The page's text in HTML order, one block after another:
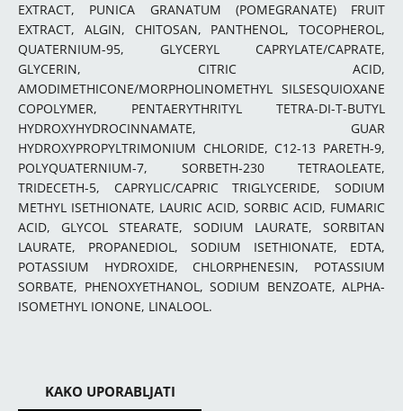
EXTRACT, PUNICA GRANATUM (POMEGRANATE) FRUIT
EXTRACT, ALGIN, CHITOSAN, PANTHENOL, TOCOPHEROL,
QUATERNIUM-95, GLYCERYL CAPRYLATE/CAPRATE,
GLYCERIN, CITRIC ACID,
AMODIMETHICONE/MORPHOLINOMETHYL SILSESQUIOXANE
COPOLYMER, PENTAERYTHRITYL TETRA-DI-T-BUTYL
HYDROXYHYDROCINNAMATE, GUAR
HYDROXYPROPYLTRIMONIUM CHLORIDE, C12-13 PARETH-9,
POLYQUATERNIUM-7, SORBETH-230 TETRAOLEATE,
TRIDECETH-5, CAPRYLIC/CAPRIC TRIGLYCERIDE, SODIUM
METHYL ISETHIONATE, LAURIC ACID, SORBIC ACID, FUMARIC
ACID, GLYCOL STEARATE, SODIUM LAURATE, SORBITAN
LAURATE, PROPANEDIOL, SODIUM ISETHIONATE, EDTA,
POTASSIUM HYDROXIDE, CHLORPHENESIN, POTASSIUM
SORBATE, PHENOXYETHANOL, SODIUM BENZOATE, ALPHA-
ISOMETHYL IONONE, LINALOOL.
KAKO UPORABLJATI